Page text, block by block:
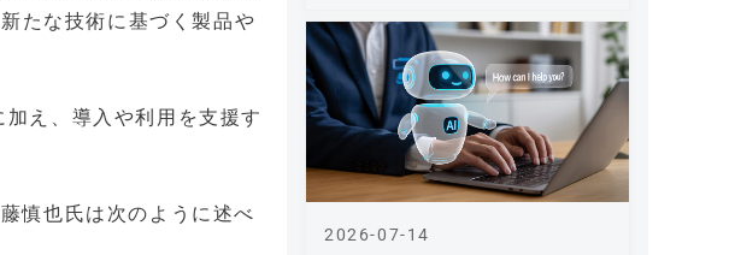
たな技術に基づく製品や
え、導入や利用を支援す
慎也氏は次のように述べ
2026-07-14